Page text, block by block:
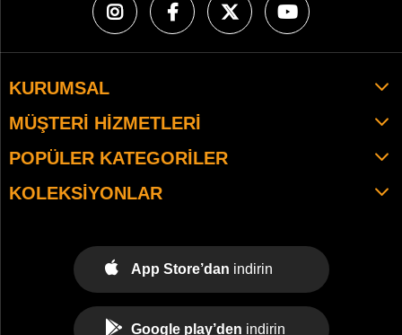
KURUMSAL
MÜŞTERI HIZMETLERI
POPÜLER KATEGORILER
KOLEKSIYONLAR
App Store’dan indirin
Google play’den indirin